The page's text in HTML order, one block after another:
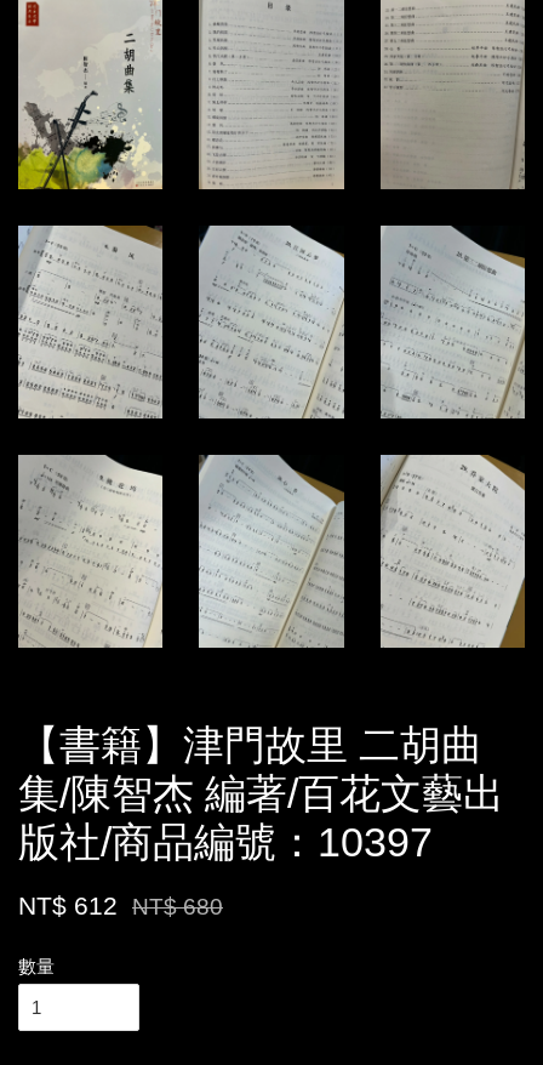
【書籍】津門故里 二胡曲
集/陳智杰 編著/百花文藝出
版社/商品編號：10397
NT$ 612 NT$ 680
數量